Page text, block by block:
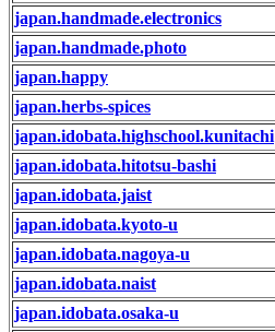
japan.handmade.electronics
japan.handmade.photo
japan.happy
japan.herbs-spices
japan.idobata.highschool.kunitachi
japan.idobata.hitotsu-bashi
japan.idobata.jaist
japan.idobata.kyoto-u
japan.idobata.nagoya-u
japan.idobata.naist
japan.idobata.osaka-u